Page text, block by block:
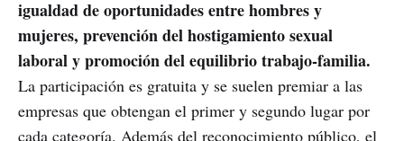
igualdad de oportunidades entre hombres y
mujeres, prevención del hostigamiento sexual
laboral y promoción del equilibrio trabajo-familia.
La participación es gratuita y se suelen premiar a las
empresas que obtengan el primer y segundo lugar por
cada categoría. Además del reconocimiento público, el